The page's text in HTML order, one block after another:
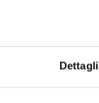
Dettagli